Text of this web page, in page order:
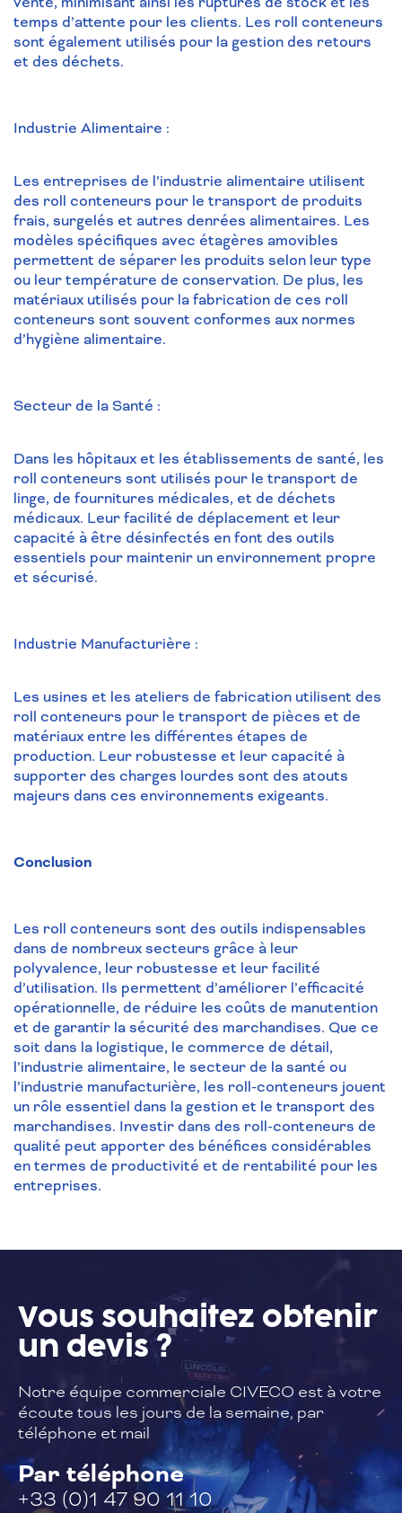
temps d’attente pour les clients. Les roll conteneurs
sont également utilisés pour la gestion des retours
et des déchets.
Industrie Alimentaire :
Les entreprises de l’industrie alimentaire utilisent
des roll conteneurs pour le transport de produits
frais, surgelés et autres denrées alimentaires. Les
modèles spécifiques avec étagères amovibles
permettent de séparer les produits selon leur type
ou leur température de conservation. De plus, les
matériaux utilisés pour la fabrication de ces roll
conteneurs sont souvent conformes aux normes
d’hygiène alimentaire.
Secteur de la Santé :
Dans les hôpitaux et les établissements de santé, les
roll conteneurs sont utilisés pour le transport de
linge, de fournitures médicales, et de déchets
médicaux. Leur facilité de déplacement et leur
capacité à être désinfectés en font des outils
essentiels pour maintenir un environnement propre
et sécurisé.
Industrie Manufacturière :
Les usines et les ateliers de fabrication utilisent des
roll conteneurs pour le transport de pièces et de
matériaux entre les différentes étapes de
production. Leur robustesse et leur capacité à
supporter des charges lourdes sont des atouts
majeurs dans ces environnements exigeants.
Conclusion
Les roll conteneurs sont des outils indispensables
dans de nombreux secteurs grâce à leur
polyvalence, leur robustesse et leur facilité
d’utilisation. Ils permettent d’améliorer l’efficacité
opérationnelle, de réduire les coûts de manutention
et de garantir la sécurité des marchandises. Que ce
soit dans la logistique, le commerce de détail,
l’industrie alimentaire, le secteur de la santé ou
l’industrie manufacturière, les roll-conteneurs jouent
un rôle essentiel dans la gestion et le transport des
marchandises. Investir dans des roll-conteneurs de
qualité peut apporter des bénéfices considérables
en termes de productivité et de rentabilité pour les
entreprises.
Vous souhaitez obtenir
un devis ?
Notre équipe commerciale CIVECO est àvotre
écoute tous les jours de la semaine, par
téléphone et mail
Par téléphone
+33 (0)1 47 90 11 10